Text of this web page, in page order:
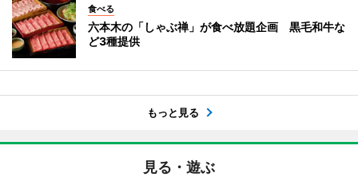
食べる
六本木の「しゃぶ禅」が食べ放題企画 黒毛和牛な
ど3種提供
もっと見る
見る・遊ぶ